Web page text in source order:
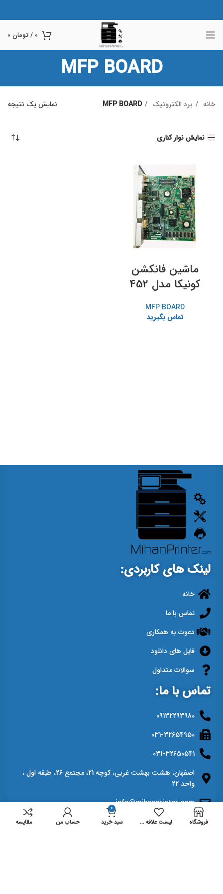
0
/تومان
MFP BOARD
خانه برد الکترونیک MFP BOARD نمایش یک نتیجه
نمایش نوار کناری
ماشین فانکشن
کونیکا مدل 452
MFP BOARD
تماس بگیرید
لینک های کاربردی:
خانه
تماس با ما
دعوت به همکاری
فایل های دانلود
سوالات متداول
تماس با ما:
09132293980
031-32654950
031-32650541
اصفهان، هشت بهشت غربی، کوچه 21، مجتمع 26، طبقه اول ،
واحد 22
info@mihanprinter.com
فروشگاه لیست علاقه مندی ها
0
سبد خرید حساب من مقايسه